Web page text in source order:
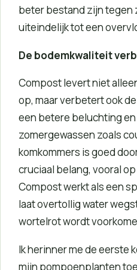
beter bestand zijn tegen
uiteindelijk tot een
De bodemkwaliteit
Compost levert niet
op, maar verbetert ook
een betere beluchting en
zomergewassen zoals
komkommers is goed
cruciaal belang, vooral
Compost werkt als een
laat overtollig water
wortelrot wordt
Ik herinner me de eerste
mijn pompoenplanten